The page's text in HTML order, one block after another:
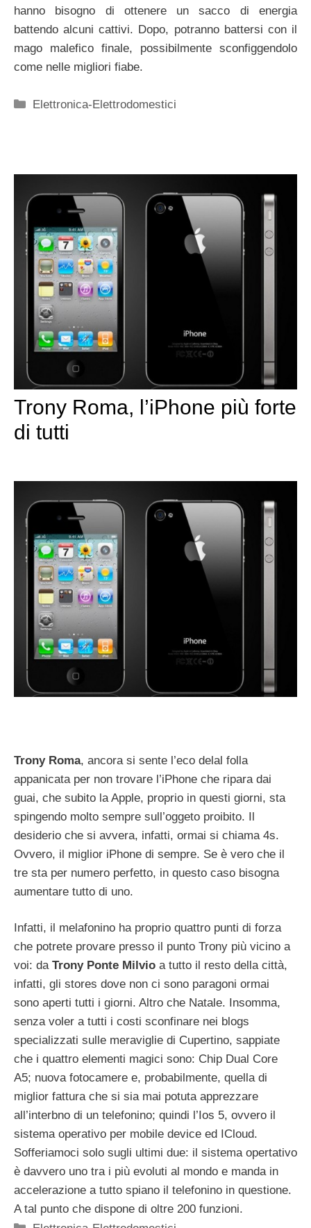
hanno bisogno di ottenere un sacco di energia
battendo alcuni cattivi. Dopo, potranno battersi con il
mago malefico finale, possibilmente sconfiggendolo
come nelle migliori fiabe.
Categorie
Elettronica-Elettrodomestici
Trony Roma, l’iPhone più forte
di tutti
Trony Roma, ancora si sente l’eco delal folla
appanicata per non trovare l’iPhone che ripara dai
guai, che subito la Apple, proprio in questi giorni, sta
spingendo molto sempre sull’oggeto proibito. Il
desiderio che si avvera, infatti, ormai si chiama 4s.
Ovvero, il miglior iPhone di sempre. Se è vero che il
tre sta per numero perfetto, in questo caso bisogna
aumentare tutto di uno.
Infatti, il melafonino ha proprio quattro punti di forza
che potrete provare presso il punto Trony più vicino a
voi: daTrony Ponte Milvio a tutto il resto della città,
infatti, gli stores dove non ci sono paragoni ormai
sono aperti tutti i giorni. Altro che Natale. Insomma,
senza voler a tutti i costi sconfinare nei blogs
specializzati sulle meraviglie di Cupertino, sappiate
che i quattro elementi magici sono: Chip Dual Core
A5; nuova fotocamere e, probabilmente, quella di
miglior fattura che si sia mai potuta apprezzare
all’interbno di un telefonino; quindi l’Ios 5, ovvero il
sistema operativo per mobile device ed ICloud.
Sofferiamoci solo sugli ultimi due: il sistema opertativo
è davvero uno tra i più evoluti al mondo e manda in
accelerazione a tutto spiano il telefonino in questione.
A tal punto che dispone di oltre 200 funzioni.